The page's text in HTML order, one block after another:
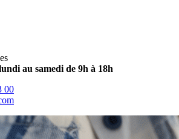
au samedi de 9h à 18h
00